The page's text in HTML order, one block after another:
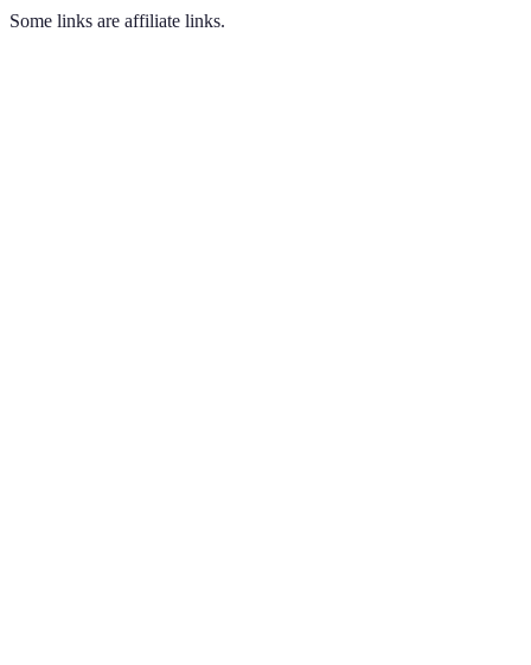
Some links are affiliate links.